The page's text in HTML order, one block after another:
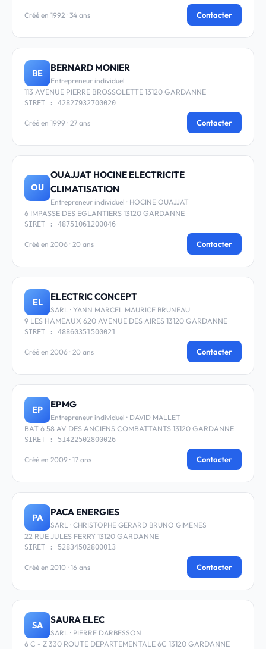
Créé en 1992 · 34 ans Contacter
BE BERNARD MONIER
Entrepreneur individuel
113 AVENUE PIERRE BROSSOLETTE 13120 GARDANNE
SIRET : 42827932700020
Créé en 1999 · 27 ans Contacter
OU
OUAJJAT HOCINE ELECTRICITE
CLIMATISATION
Entrepreneur individuel · HOCINE OUAJJAT
6 IMPASSE DES EGLANTIERS 13120 GARDANNE
SIRET : 48751061200046
Créé en 2006 · 20 ans Contacter
EL ELECTRIC CONCEPT
SARL · YANN MARCEL MAURICE BRUNEAU
9 LES HAMEAUX 620 AVENUE DES AIRES 13120 GARDANNE
SIRET : 48860351500021
Créé en 2006 · 20 ans Contacter
EP EPMG
Entrepreneur individuel · DAVID MALLET
BAT 6 58 AV DES ANCIENS COMBATTANTS 13120 GARDANNE
SIRET : 51422502800026
Créé en 2009 · 17 ans Contacter
PA PACA ENERGIES
SARL · CHRISTOPHE GERARD BRUNO GIMENES
22 RUE JULES FERRY 13120 GARDANNE
SIRET : 52834502800013
Créé en 2010 · 16 ans Contacter
SA SAURA ELEC
SARL · PIERRE DARBESSON
6 C - Z 330 ROUTE DEPARTEMENTALE 6C 13120 GARDANNE